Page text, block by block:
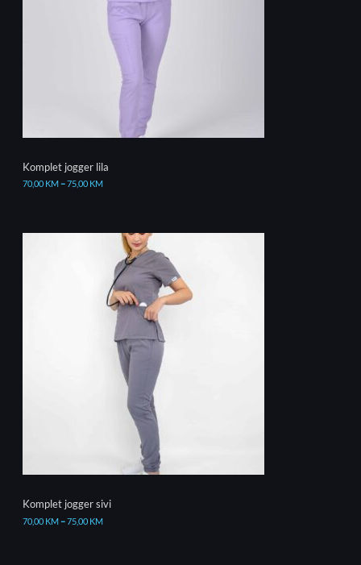
Komplet jogger lila
70,00 KM–75,00 KM
Komplet jogger sivi
70,00 KM–75,00 KM